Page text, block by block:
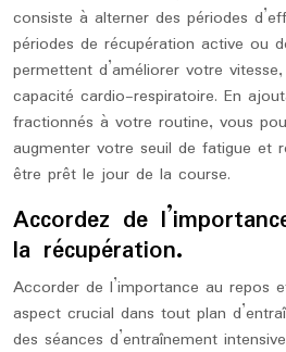
consiste à alterner des périodes
périodes de récupération active ou
permettent d’améliorer votre
capacité cardio-respiratoire. En
fractionnés à votre routine, vous
augmenter votre seuil de fatigue et
être prêt le jour de la course.
Accordez de
la récupération.
Accorder de l’importance au repos
aspect crucial dans tout plan
des séances d’entraînement